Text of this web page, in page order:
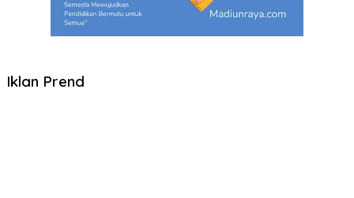
Iklan Prend